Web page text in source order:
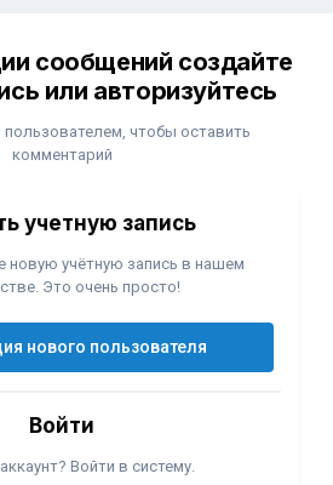
сообщений создайте
или авторизуйтесь
чтобы оставить
комментарий
учетную запись
новую учётную запись в нашем
Это очень просто!
нового пользователя
Войти
Войти в систему.